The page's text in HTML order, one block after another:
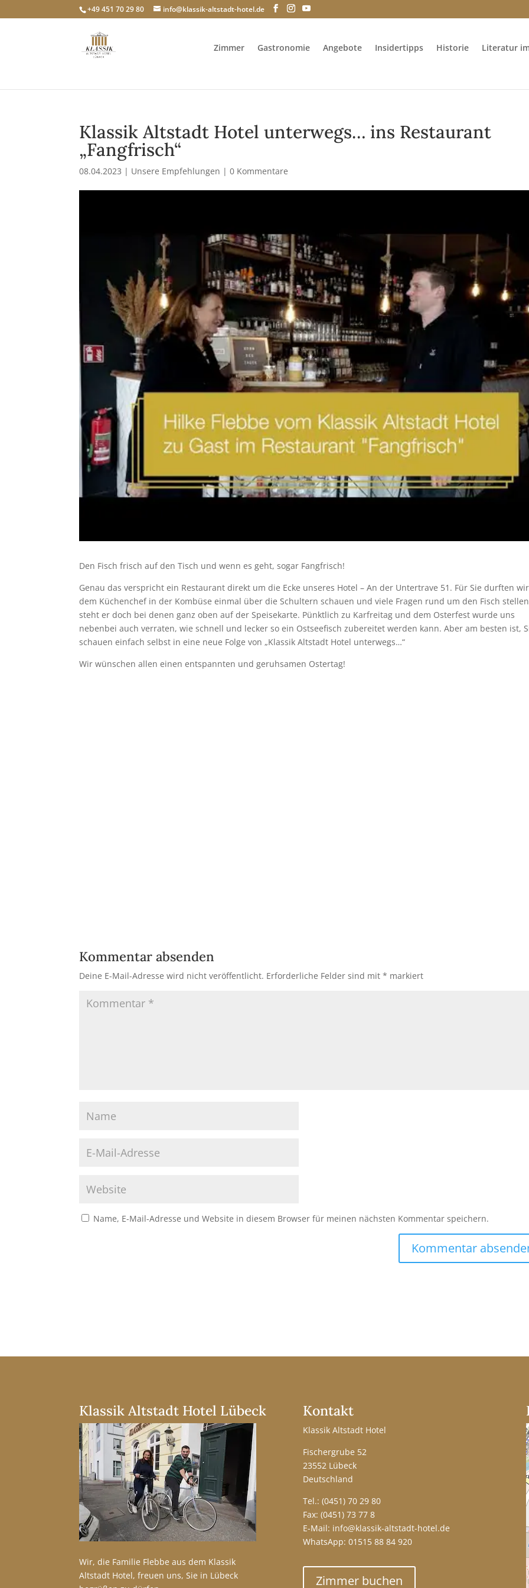
+49 451 70 29 80 info@klassik-altstadt-hotel.de
Zimmer Gastronomie Angebote Insidertipps Historie Literatur
Klassik Altstadt Hotel unterwegs… ins Restaurant
„Fangfrisch“
08.04.2023 | Unsere Empfehlungen |0 Kommentare
Den Fisch frisch auf den Tisch und wenn es geht, sogar Fangfrisch!
Genau das verspricht ein Restaurant direkt um die Ecke unseres Hotel – An der Untertrave 51. Für Sie durften wir
dem Küchenchef in der Kombüse einmal über die Schultern schauen und viele Fragen rund um den Fisch
steht er doch bei denen ganz oben auf der Speisekarte. Pünktlich zu Karfreitag und dem Osterfest wurde uns
nebenbei auch verraten, wie schnell und lecker so ein Ostseefisch zubereitet werden kann. Aber am besten ist,
schauen einfach selbst in eine neue Folge von „Klassik Altstadt Hotel unterwegs…“
Wir wünschen allen einen entspannten und geruhsamen Ostertag!
Kommentar absenden
Deine E-Mail-Adresse wird nicht veröffentlicht. Erforderliche Felder sind mit* markiert
Name, E-Mail-Adresse und Website in diesem Browser für meinen nächsten Kommentar speichern.
e
:Klassik Altstadt Hotel Lübeck
Wir, die Familie Flebbe aus dem Klassik
Altstadt Hotel, freuen uns, Sie in Lübeck
Kontakt
Klassik Altstadt Hotel
Fischergrube 52
23552 Lübeck
Deutschland
Tel.: (0451) 70 29 80
Fax: (0451) 73 77 8
E-Mail: info@klassik-altstadt-hotel.de
WhatsApp: 01515 88 84 920
Zimmer buchen